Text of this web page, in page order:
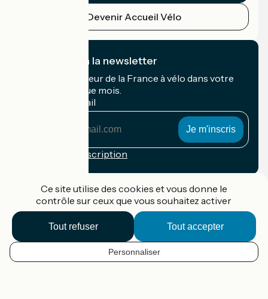
FR
Devenir Accueil Vélo
Je m'abonne à la newsletter
Recevez le meilleur de la France à vélo dans votre
boîte mail chaque mois.
Mon adresse mail
Conditions d'inscription
Accueil Vélo Pro
Contact
Mentions légales
Ce site utilise des cookies et vous donne le
contrôle sur ceux que vous souhaitez activer
Tout accepter
Tout refuser
Personnaliser